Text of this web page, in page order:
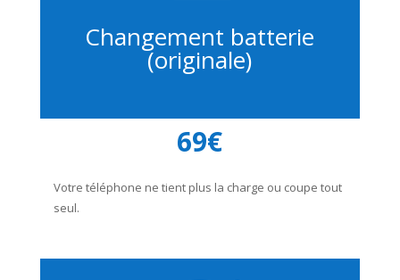
Changement batterie
(originale)
69€
Votre téléphone ne tient plus la charge ou coupe tout
seul.